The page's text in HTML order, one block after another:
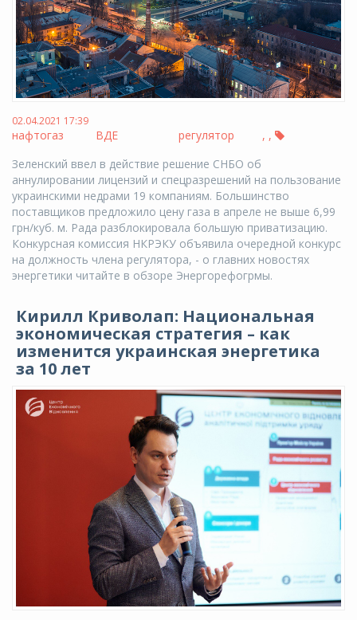
02.04.2021 17:39
нафтогаз ,
ВДЕ ,
регулятор
Зеленский ввел в действие решение СНБО об
аннулировании лицензий и спецразрешений на пользование
украинскими недрами 19 компаниям. Большинство
поставщиков предложило цену газа в апреле не выше 6,99
грн/куб. м. Рада разблокировала большую приватизацию.
Конкурсная комиссия НКРЭКУ объявила очередной конкурс
на должность члена регулятора, - о главних новостях
энергетики читайте в обзоре Энергорефогрмы.
Кирилл Криволап: Национальная
экономическая стратегия – как
изменится украинская энергетика
за 10 лет